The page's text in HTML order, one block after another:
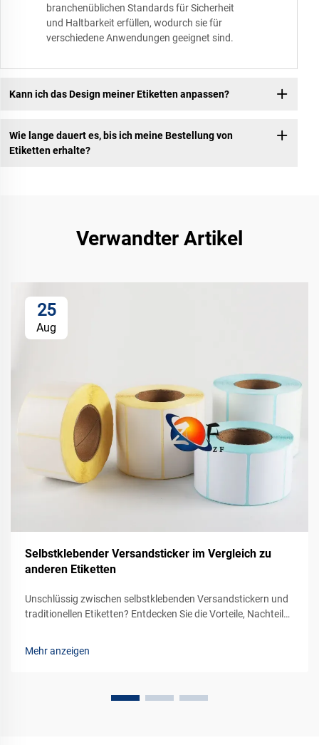
branchenüblichen Standards für Sicherheit
und Haltbarkeit erfüllen, wodurch sie für
verschiedene Anwendungen geeignet sind.
Kann ich das Design meiner Etiketten anpassen?
Wie lange dauert es, bis ich meine Bestellung von
Etiketten erhalte?
Verwandter Artikel
25
Aug
Selbstklebender Versandsticker im Vergleich zu
anderen Etiketten
Unschlüssig zwischen selbstklebenden Versandstickern und
traditionellen Etiketten? Entdecken Sie die Vorteile, Nachteile
Mehr anzeigen